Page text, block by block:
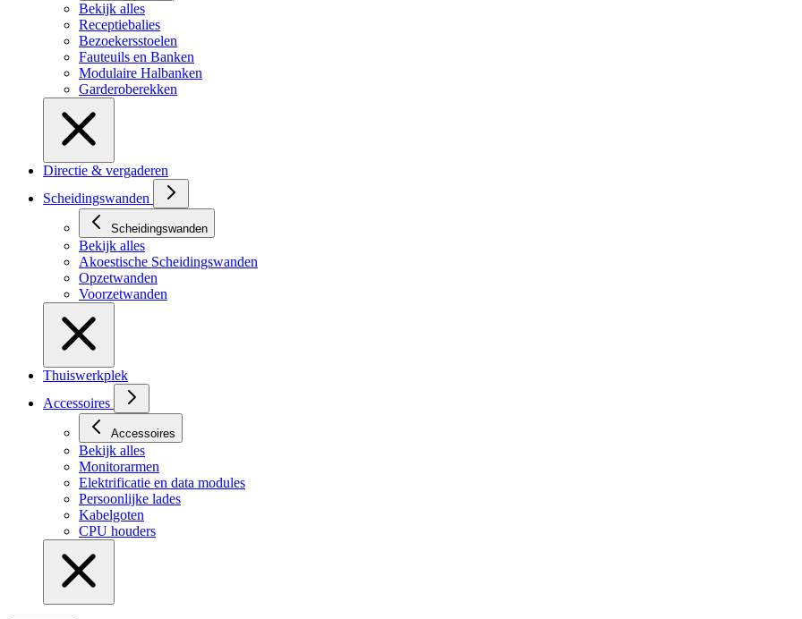
Bekijk alles
Receptiebalies
Bezoekersstoelen
Fauteuils en Banken
Modulaire Halbanken
Garderoberekken
Directie & vergaderen
Scheidingswanden
Scheidingswanden
Bekijk alles
Akoestische Scheidingswanden
Opzetwanden
Voorzetwanden
Thuiswerkplek
Accessoires
Accessoires
Bekijk alles
Monitorarmen
Elektrificatie en data modules
Persoonlijke lades
Kabelgoten
CPU houders